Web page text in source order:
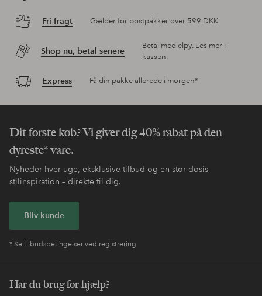
Fri fragt Gælder for postpakker over 599 DKK
Shop nu, betal senere
Betal med elpy. Les mer i
kassen.
Express Få din pakke allerede i morgen*
Dit første køb? Vi giver dig 40% rabat på den
dyreste* vare.
Nyheder hver uge, eksklusive tilbud og en stor dosis
stilinspiration – direkte til dig.
Bliv kunde
* Se tilbudsbetingelser ved registrering
Har du brug for hjælp?